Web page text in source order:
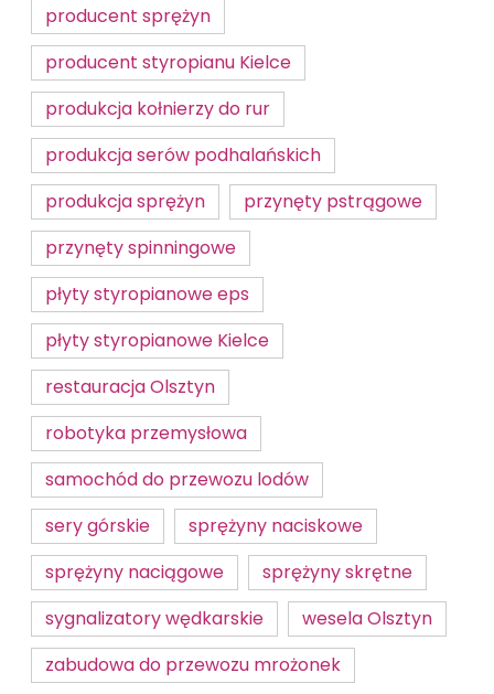
producent sprężyn
producent styropianu Kielce
produkcja kołnierzy do rur
produkcja serów podhalańskich
produkcja sprężyn
przynęty pstrągowe
przynęty spinningowe
płyty styropianowe eps
płyty styropianowe Kielce
restauracja Olsztyn
robotyka przemysłowa
samochód do przewozu lodów
sery górskie
sprężyny naciskowe
sprężyny naciągowe
sprężyny skrętne
sygnalizatory wędkarskie
wesela Olsztyn
zabudowa do przewozu mrożonek